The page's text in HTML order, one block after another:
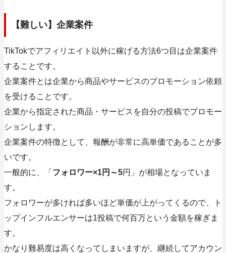
【難しい】企業案件
TikTokでアフィリエイト以外に稼げる方法6つ目は企業案件
することです。
企業案件とは企業から商品やサービスのプロモーション依頼
を受けることです。
企業から指定された商品・サービスを自分の投稿でプロモー
ションします。
企業案件の特徴として、報酬が非常に高単価であることが多
いです。
一般的に、「 フォロワー×1円～5円」が相場となっていま
す。
フォロワーが多ければ多いほど単価が上がってくるので、ト
ップインフルエンサーは1投稿で何百万という金額を稼ぎま
す。
かなり難易度は高くなってしまいますが、継続してアカウン